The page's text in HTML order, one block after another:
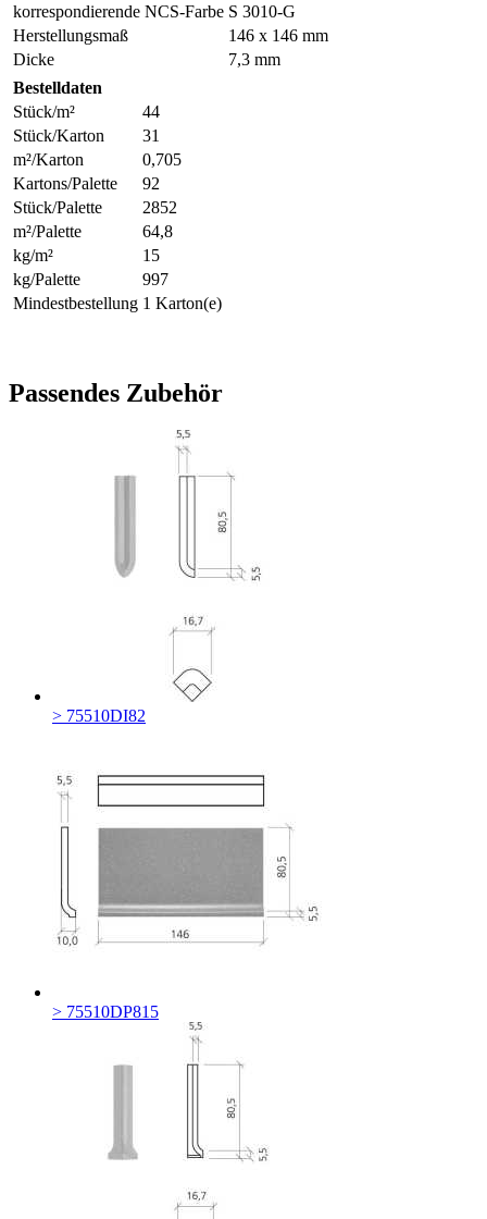
korrespondierende NCS-Farbe S 3010-G
Herstellungsmaß
146 x 146 mm
Dicke
7,3 mm
Bestelldaten
Stück/m²
44
Stück/Karton
31
m²/Karton
0,705
Kartons/Palette
92
Stück/Palette
2852
m²/Palette
64,8
kg/m²
15
kg/Palette
997
Mindestbestellung 1 Karton(e)
Passendes Zubehör
> 75510DI82
> 75510DP815